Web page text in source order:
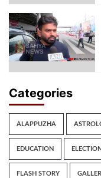
Categories
ALAPPUZHA
EDUCATION ELECTION
FLASH STORY